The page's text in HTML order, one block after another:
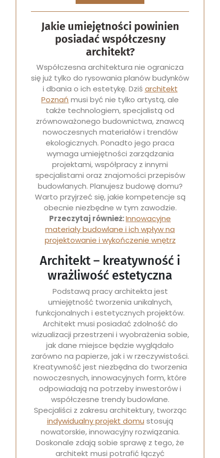
Jakie umiejętności powinien
posiadać współczesny
architekt?
Współczesna architektura nie ogranicza
się już tylko do rysowania planów budynków
i dbania o ich estetykę. Dziś architekt
Poznań musi być nie tylko artystą, ale
także technologiem, specjalistą od
zrównoważonego budownictwa, znawcą
nowoczesnych materiałów i trendów
ekologicznych. Ponadto jego praca
wymaga umiejętności zarządzania
projektami, współpracy z innymi
specjalistami oraz znajomości przepisów
budowlanych. Planujesz budowę domu?
Warto przyjrzeć się, jakie kompetencje są
obecnie niezbędne w tym zawodzie.
Przeczytaj również:Innowacyjne
materiały budowlane i ich wpływ na
projektowanie i wykończenie wnętrz
Architekt – kreatywność i
wrażliwość estetyczna
Podstawą pracy architekta jest
umiejętność tworzenia unikalnych,
funkcjonalnych i estetycznych projektów.
Architekt musi posiadać zdolność do
wizualizacji przestrzeni i wyobrażenia sobie,
jak dane miejsce będzie wyglądało
zarówno na papierze, jak i w rzeczywistości.
Kreatywność jest niezbędna do tworzenia
nowoczesnych, innowacyjnych form, które
odpowiadają na potrzeby inwestorów i
współczesne trendy budowlane.
Specjaliści z zakresu architektury, tworząc
indywidualny projekt domu stosują
nowatorskie, innowacyjny rozwiązania.
Doskonale zdają sobie sprawę z tego, że
architekt musi potrafić łączyć